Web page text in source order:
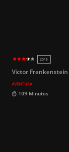
Victor Frankenstein
AVENTURA